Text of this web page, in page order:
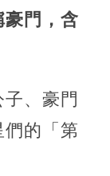
門，含
、豪門
的「第